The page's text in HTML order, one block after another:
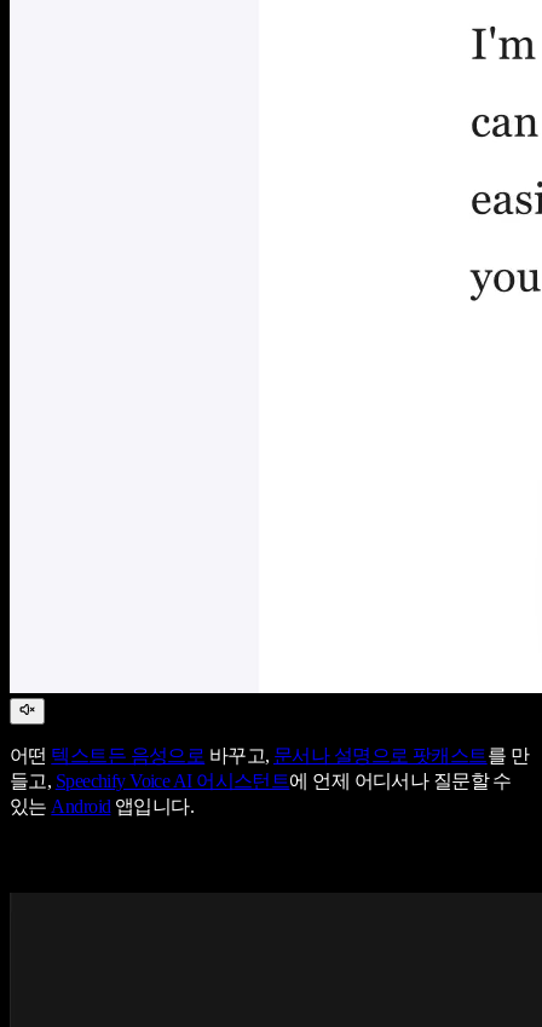
어떤 텍스트든 음성으로 바꾸고, 문서나 설명으로 팟캐스트를 만
들고, Speechify Voice AI 어시스턴트에 언제 어디서나 질문할 수
있는 Android 앱입니다.